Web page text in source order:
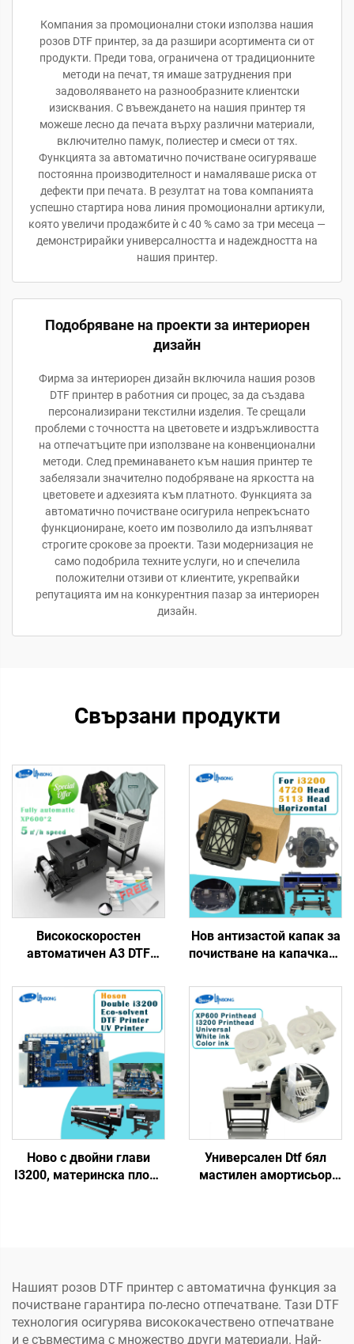
Компания за промоционални стоки използва нашия
розов DTF принтер, за да разшири асортимента си от
продукти. Преди това, ограничена от традиционните
методи на печат, тя имаше затруднения при
задоволяването на разнообразните клиентски
изисквания. С въвеждането на нашия принтер тя
можеше лесно да печата върху различни материали,
включително памук, полиестер и смеси от тях.
Функцията за автоматично почистване осигуряваше
постоянна производителност и намаляваше риска от
дефекти при печата. В резултат на това компанията
успешно стартира нова линия промоционални артикули,
която увеличи продажбите ѝ с 40 % само за три месеца —
демонстрирайки универсалността и надеждността на
нашия принтер.
Подобряване на проекти за интериорен
дизайн
Фирма за интериорен дизайн включила нашия розов
DTF принтер в работния си процес, за да създава
персонализирани текстилни изделия. Те срещали
проблеми с точността на цветовете и издръжливостта
на отпечатъците при използване на конвенционални
методи. След преминаването към нашия принтер те
забелязали значително подобряване на яркостта на
цветовете и адхезията към платното. Функцията за
автоматично почистване осигурила непрекъснато
функциониране, което им позволило да изпълняват
строгите срокове за проекти. Тази модернизация не
само подобрила техните услуги, но и спечелила
положителни отзиви от клиентите, укрепвайки
репутацията им на конкурентния пазар за интериорен
дизайн.
Свързани продукти
Високоскоростен
автоматичен A3 DTF
термопренос Procolored
пълен комплект за
тениски, шапки и всеки
текстил с фурна за
разклащане
Нов антизастой капак за
почистване на капачката
печатащ механизъм,
подходящ за струйни
принтери с водно
базирани, UV/еко-
разтворими DTF мастила
Ново с двойни глави
I3200, материнска плоча
Универсален Dtf бял
мастилен амортисьор
печатаща глава
Нашият розов DTF принтер с автоматична функция за
почистване гарантира по-лесно отпечатване. Тази DTF
технология осигурява висококачествено отпечатване
и е съвместима с множество други материали. Най-